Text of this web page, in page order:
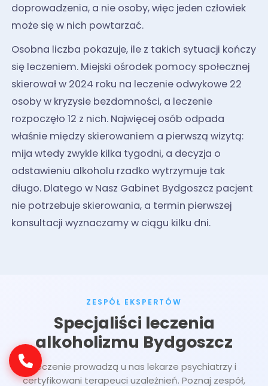
doprowadzenia, a nie osoby, więc jeden człowiek
może się w nich powtarzać.
Osobna liczba pokazuje, ile z takich sytuacji kończy
się leczeniem. Miejski ośrodek pomocy społecznej
skierował w 2024 roku na leczenie odwykowe 22
osoby w kryzysie bezdomności, a leczenie
rozpoczęło 12 z nich. Najwięcej osób odpada
właśnie między skierowaniem a pierwszą wizytą:
mija wtedy zwykle kilka tygodni, a decyzja o
odstawieniu alkoholu rzadko wytrzymuje tak
długo. Dlatego w Nasz Gabinet Bydgoszcz pacjent
nie potrzebuje skierowania, a termin pierwszej
konsultacji wyznaczamy w ciągu kilku dni.
ZESPÓŁ EKSPERTÓW
Specjaliści leczenia
alkoholizmu Bydgoszcz
Leczenie prowadzą u nas lekarze psychiatrzy i
certyfikowani terapeuci uzależnień. Poznaj zespół,